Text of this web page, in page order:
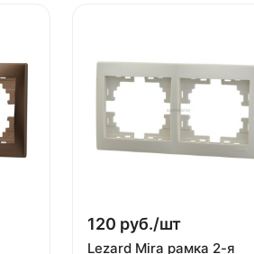
120 руб./шт
Lezard Mira рамка 2-я